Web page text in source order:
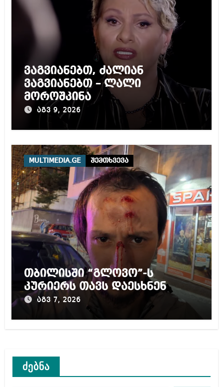
ვაგვიანებთ, ძალიან
ვაგვიანებთ – ლალი
მოროშკინა
აგვ 9, 2026
MULTIMEDIA.GE შემთხვევა
თბილისში “გლოვო”-ს
კურიერს თავს დაესხნენ
აგვ 7, 2026
ძებნა